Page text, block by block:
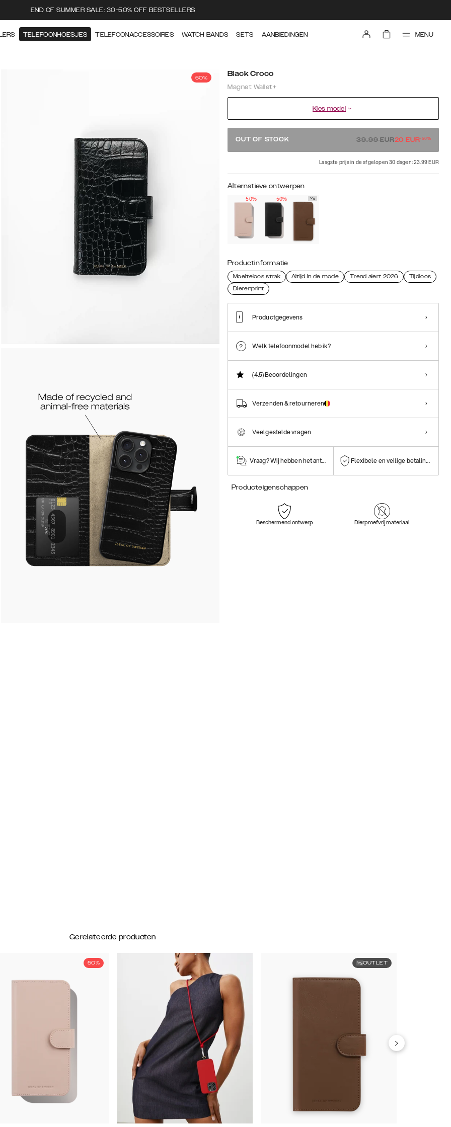
END OF SUMMER SALE: 30-50% OFF BESTSELLERS
TELEFOONHOESJES TELEFOONACCESSOIRES WATCH BANDS SETS AANBIEDINGEN MENU
50% Black Croco
Magnet Wallet+
Kies model
OUT OF STOCK 39.99EUR20 EUR-50%
Laagste prijs in de afgelopen 30 dagen: 23.99 EUR
Alternatieve ontwerpen
50% 50%
Productinformatie
Moeiteloos strak Altijd in de mode Trend alert 2026
Tijdloos
Dierenprint
Productgegevens
Welk telefoonmodel heb ik?
(4.5)Beoordelingen
Verzenden & retourneren
Veelgestelde vragen
Vraag? Wij hebben het antwoord! Flexibele en veilige betalingen
Producteigenschappen
Beschermend ontwerp Dierproefvrij materiaal
Gerelateerde producten
50% OUTLET